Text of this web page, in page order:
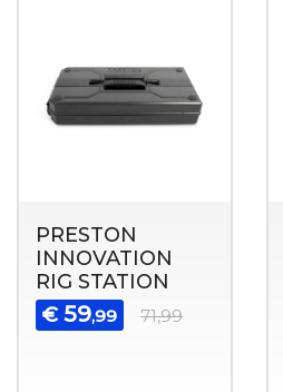
PRESTON
INNOVATION
RIG STATION
€ 59,99 71,99